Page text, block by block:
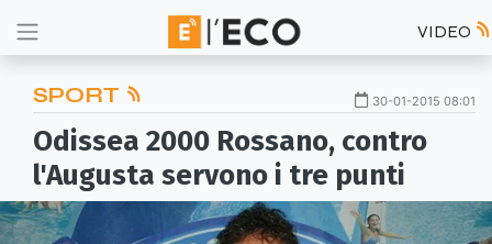
VIDEO
SPORT 30-01-2015 08:01
Odissea 2000 Rossano, contro
l'Augusta servono i tre punti